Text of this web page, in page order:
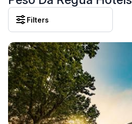
Filters